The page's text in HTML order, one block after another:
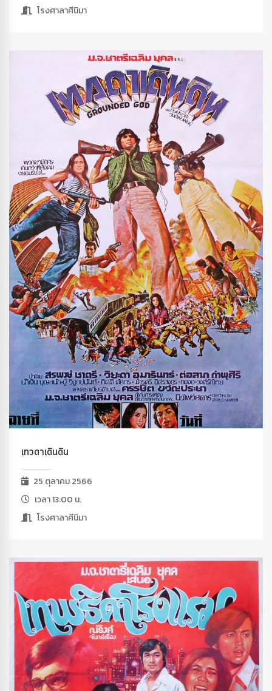
โรงศาลาศีนิมา
เทวดาเดินดิน
25 ตุลาคม 2566
เวลา 13:00 น.
โรงศาลาศีนิมา